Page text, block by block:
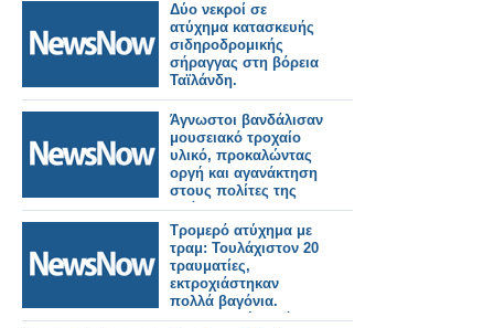
Δύο νεκροί σε
ατύχημα κατασκευής
σιδηροδρομικής
σήραγγας στη βόρεια
Ταϊλάνδη.
Άγνωστοι βανδάλισαν
μουσειακό τροχαίο
υλικό, προκαλώντας
οργή και αγανάκτηση
στους πολίτες της
Δράμας.
Τρομερό ατύχημα με
τραμ: Τουλάχιστον 20
τραυματίες,
εκτροχιάστηκαν
πολλά βαγόνια.
Σοκαριστικές εικόνες.